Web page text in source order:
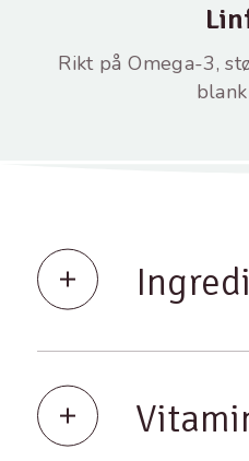
Rikt på Omega-3,